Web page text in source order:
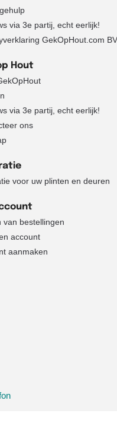
via 3e partij, echt eerlijk!
GekOpHout.com BV
Hout
via 3e partij, echt eerlijk!
ons
voor uw plinten en deuren
van bestellingen
account
aanmaken